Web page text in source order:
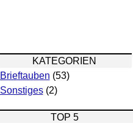
KATEGORIEN
Brieftauben (53)
Sonstiges (2)
TOP 5